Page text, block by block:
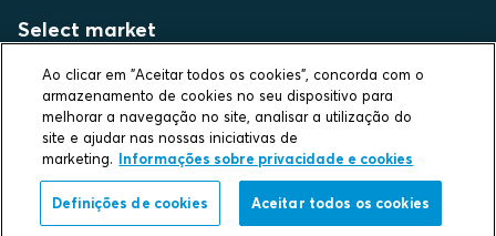
Select market
Choose local site
Protecting life and assets
Ao clicar em "Aceitar todos os cookies", concorda com o
armazenamento de cookies no seu dispositivo para
melhorar a navegação no site, analisar a utilização do
site e ajudar nas nossas iniciativas de
marketing. Informações sobre privacidade e cookies
Definições de cookies Aceitar todos os cookies